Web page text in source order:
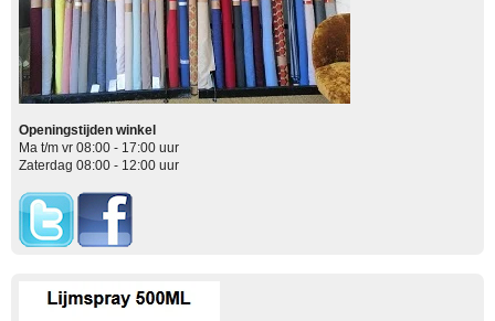
Openingstijden winkel
Ma t/m vr 08:00 - 17:00 uur
Zaterdag 08:00 - 12:00 uur